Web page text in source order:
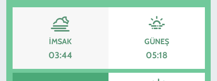
İMSAK
03:44
GÜNEŞ
05:18